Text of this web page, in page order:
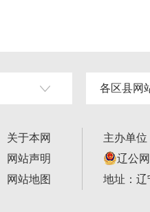
各区县网
关于本网
网站声明
网站地图
主办单
辽公
地址：辽